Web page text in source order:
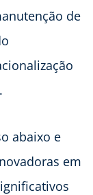
de
abaixo e
em